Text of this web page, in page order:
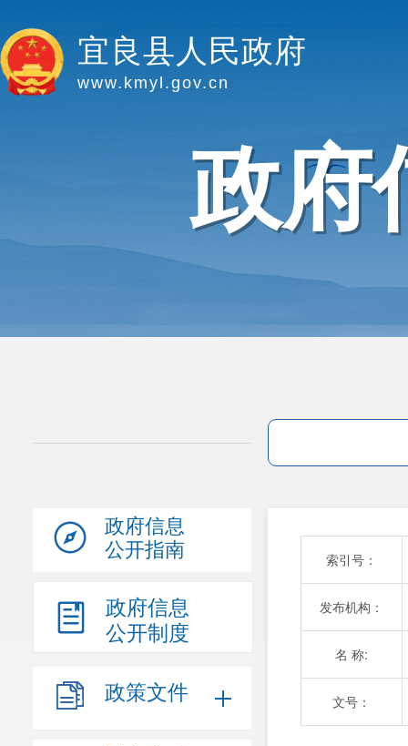
宜良县人民政府
www.kmyl.gov.cn
政府
政府信息
公开指南
政府信息
公开制度
政策文件
索引号：
发布机构：
名 称:
文号：